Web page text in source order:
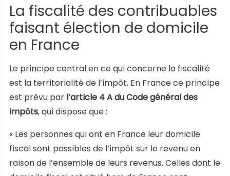
La fiscalité des contribuables
faisant élection de domicile
en France
Le principe central en ce qui concerne la fiscalité
est la territorialité de l’impôt. En France ce principe
est prévu par l’article 4 A du Code général des
impôts, qui dispose que :
« Les personnes qui ont en France leur domicile
fiscal sont passibles de l’impôt sur le revenu en
raison de l’ensemble de leurs revenus. Celles dont le